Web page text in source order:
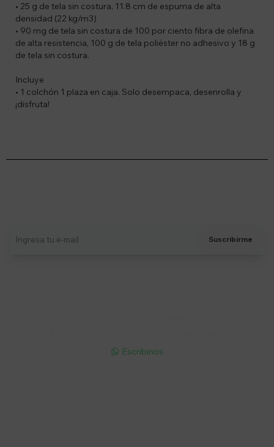
• 25 g de tela sin costura, 11.8 cm de espuma de alta
densidad (22 kg/m3)
• 90 mg de tela sin costura de 100 por ciento fibra de olefina
de alta resistencia, 100 g de tela poliéster no adhesivo y 18 g
de tela sin costura.
Incluye
• 1 colchón 1 plaza en caja. Solo desempaca, desenrolla y
¡disfruta!
Suscribirme
 Escribinos